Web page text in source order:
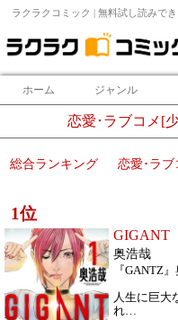
ラクラクコミック | 無料試し読みで
ホーム ジャンル
恋愛･ラブコメ[
総合ランキング 恋愛･ラ
1位
GIGANT
奥浩哉
『GANTZ
人生に巨大
れ…